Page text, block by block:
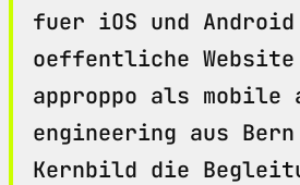
fuer iOS und
oeffentliche
approppo als mobile
engineering aus
Kernbild die